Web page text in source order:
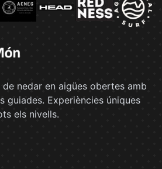
nedar en aigües obertes amb
guiades. Experiències úniques
els nivells.